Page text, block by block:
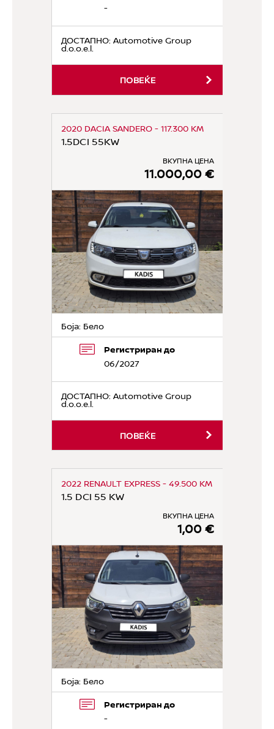
-
ДОСТАПНО: Automotive Group
d.o.o.e.l.
ПОВЕЌЕ
2020 DACIA SANDERO - 117.300 KM
1.5DCI 55KW
ВКУПНА ЦЕНА
11.000,00 €
Боја: Бело
Регистриран до
06/2027
ДОСТАПНО: Automotive Group
d.o.o.e.l.
ПОВЕЌЕ
2022 RENAULT EXPRESS - 49.500 KM
1.5 DCI 55 KW
ВКУПНА ЦЕНА
1,00 €
Боја: Бело
Регистриран до
-